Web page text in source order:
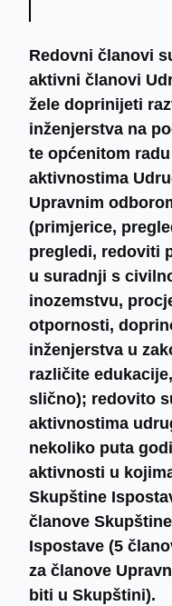
Redovni članovi
aktivni članovi
žele doprinijeti
inženjerstva na
te općenitom
aktivnostima
Upravnim
(primjerice,
pregledi, redoviti
u suradnji s
inozemstvu,
otpornosti,
inženjerstva u
različite
slično); redovito
aktivnostima
nekoliko puta
aktivnosti u
Skupštine
članove
Ispostave (5
za članove
biti u Skupštini).